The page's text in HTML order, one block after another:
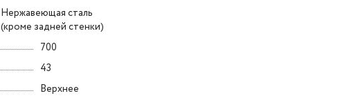
Нержавеющая сталь
(кроме задней стенки)
700
43
Верхнее